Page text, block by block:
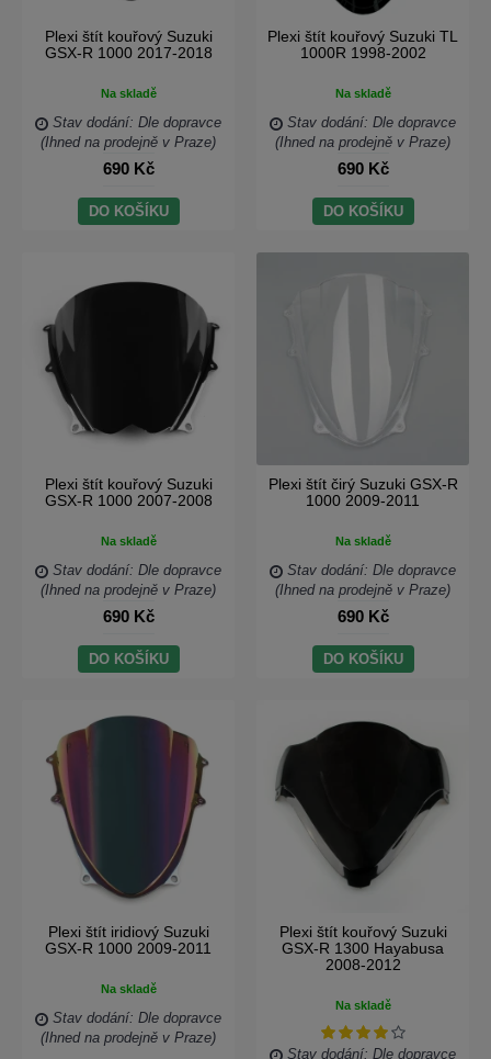
Plexi štít kouřový Suzuki
GSX-R 1000 2017-2018
Na skladě
Stav dodání: Dle dopravce
(Ihned na prodejně v Praze)
690 Kč
DO KOŠÍKU
Plexi štít kouřový Suzuki TL
1000R 1998-2002
Na skladě
Stav dodání: Dle dopravce
(Ihned na prodejně v Praze)
690 Kč
DO KOŠÍKU
Plexi štít kouřový Suzuki
GSX-R 1000 2007-2008
Na skladě
Stav dodání: Dle dopravce
(Ihned na prodejně v Praze)
690 Kč
DO KOŠÍKU
Plexi štít čirý Suzuki GSX-R
1000 2009-2011
Na skladě
Stav dodání: Dle dopravce
(Ihned na prodejně v Praze)
690 Kč
DO KOŠÍKU
Plexi štít iridiový Suzuki
GSX-R 1000 2009-2011
Na skladě
Stav dodání: Dle dopravce
(Ihned na prodejně v Praze)
Plexi štít kouřový Suzuki
GSX-R 1300 Hayabusa
2008-2012
Na skladě
Stav dodání: Dle dopravce